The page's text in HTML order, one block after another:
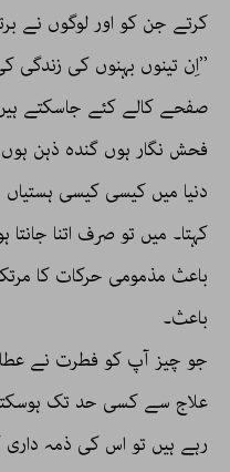
کرتے جن کو اور لوگوں نے
’’اِن تینوں بہنوں کی زندگی
صفحے کالے کئے جاسکتے
فحش نگار ہوں گندہ ذہن
دنیا میں کیسی کیسی
کہتا۔ میں تو صرف اتنا
باعث مذمومی حرکات کا
باعث۔
جو چیز آپ کو فطرت نے
علاج سے کسی حد تک
رہے ہیں تو اس کی ذمہ داری